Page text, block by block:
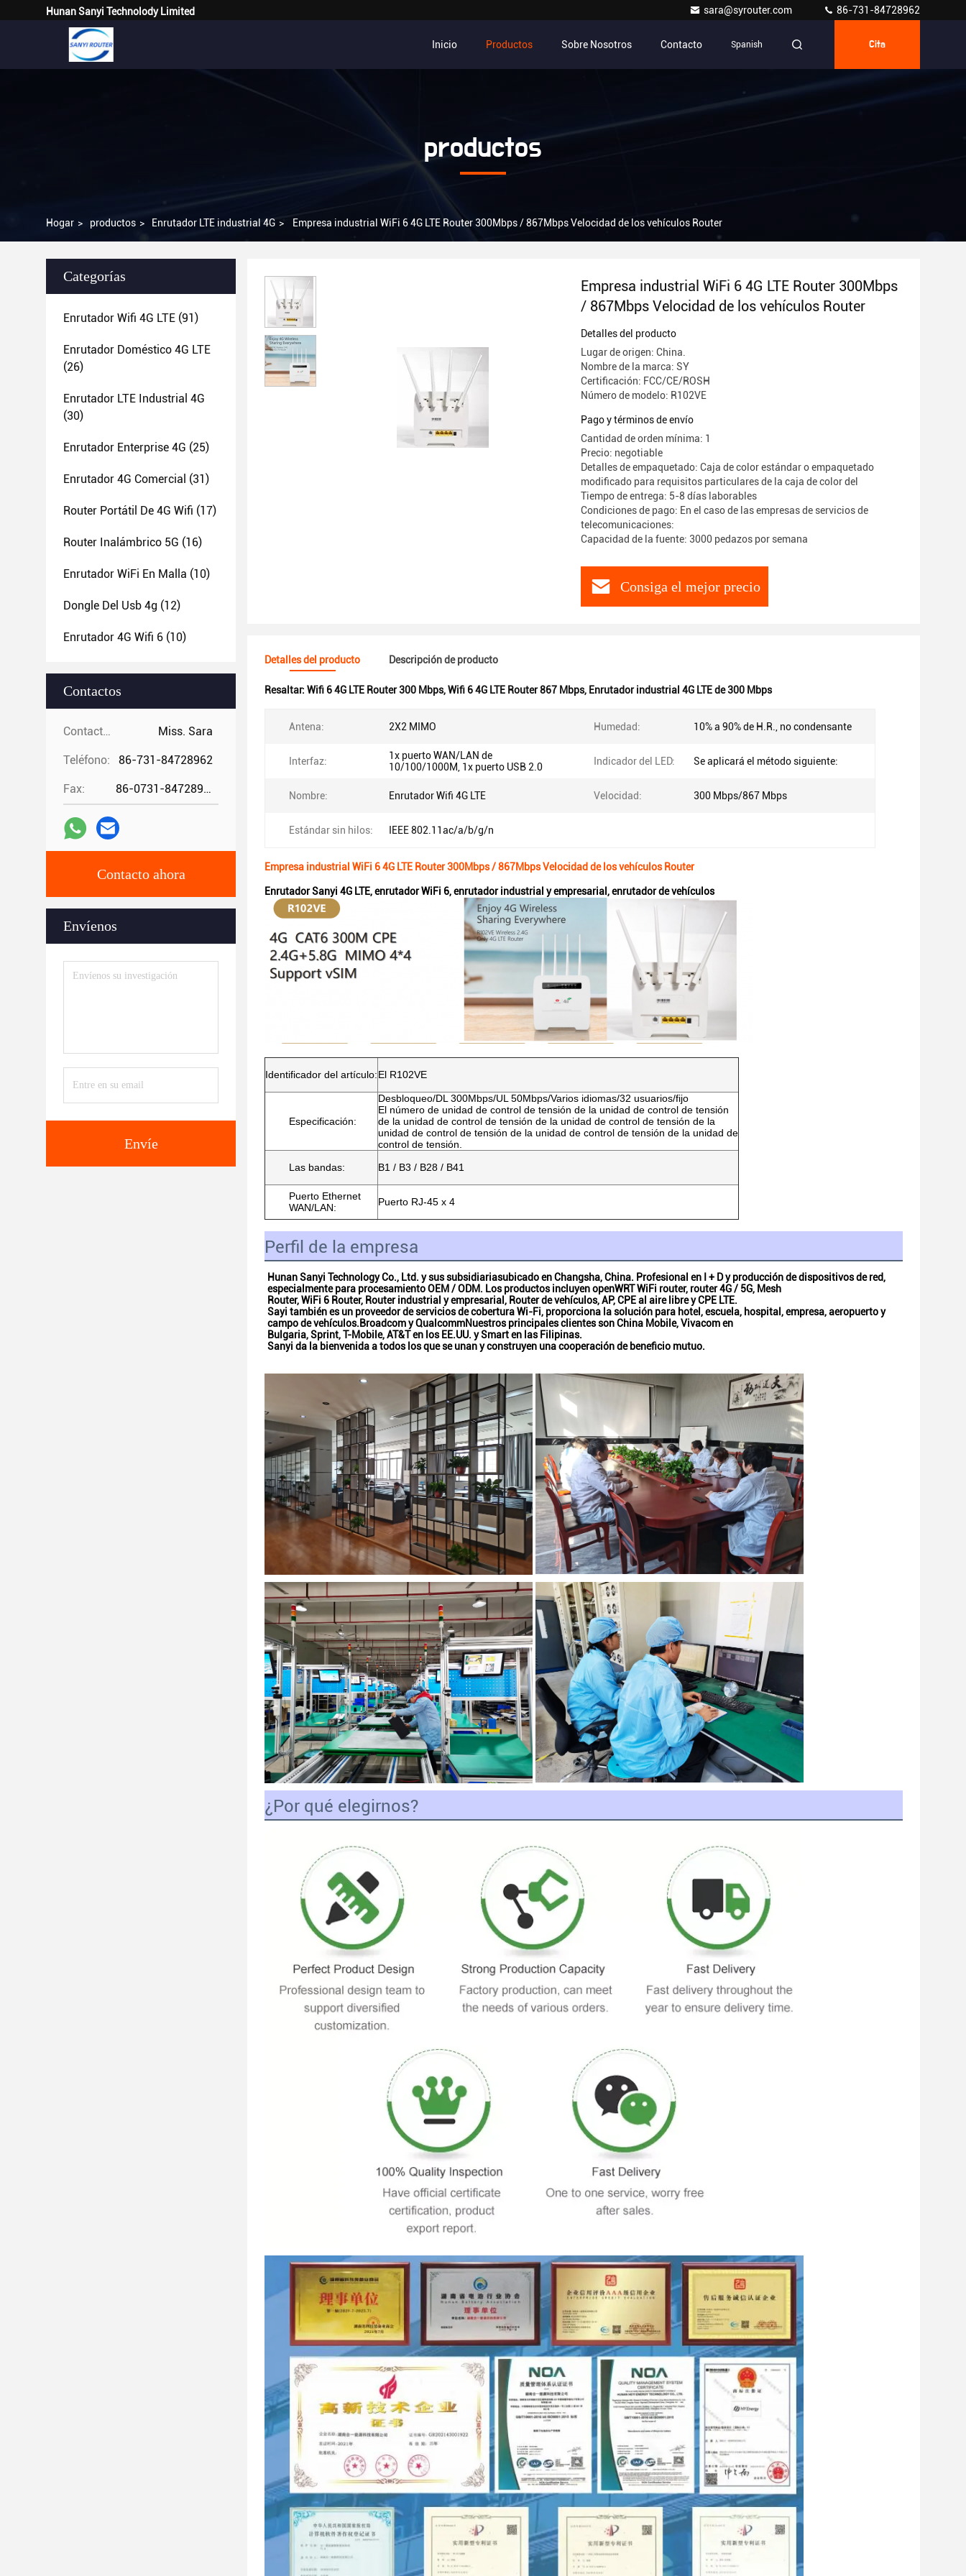
Hunan Sanyi Technolody Limited sara@syrouter.com 86-731-84728962
Inicio Productos Sobre Nosotros Contacto Spanish Cita
productos
Hogar > productos > Enrutador LTE industrial 4G > Empresa industrial WiFi 6 4G LTE Router 300Mbps / 867Mbps Velocidad de los vehículos Router
Categorías
Enrutador Wifi 4G LTE (91)
Enrutador Doméstico 4G LTE
(26)
Enrutador LTE Industrial 4G
(30)
Enrutador Enterprise 4G (25)
Enrutador 4G Comercial (31)
Router Portátil De 4G Wifi (17)
Router Inalámbrico 5G (16)
Enrutador WiFi En Malla (10)
Dongle Del Usb 4g (12)
Enrutador 4G Wifi 6 (10)
Contactos
Contactos: Miss. Sara
Teléfono: 86-731-84728962
Fax: 86-0731-84728962
Contacto ahora
Envíenos
Envíe
Empresa industrial WiFi 6 4G LTE Router 300Mbps
/ 867Mbps Velocidad de los vehículos Router
Detalles del producto
Lugar de origen: China.
Nombre de la marca: SY
Certificación: FCC/CE/ROSH
Número de modelo: R102VE
Pago y términos de envío
Cantidad de orden mínima: 1
Precio: negotiable
Detalles de empaquetado: Caja de color estándar o empaquetado
modificado para requisitos particulares de la caja de color del
Tiempo de entrega: 5-8 días laborables
Condiciones de pago: En el caso de las empresas de servicios de
telecomunicaciones:
Capacidad de la fuente: 3000 pedazos por semana
Consiga el mejor precio
Detalles del producto Descripción de producto
Resaltar: Wifi 6 4G LTE Router 300 Mbps,Wifi 6 4G LTE Router 867 Mbps, Enrutador industrial 4G LTE de 300 Mbps
Antena: 2X2 MIMO Humedad: 10% a 90% de H.R., no condensante
Interfaz:
1x puerto WAN/LAN de
10/100/1000M, 1x puerto USB 2.0
Indicador del LED: Se aplicará el método siguiente:
Nombre: Enrutador Wifi 4G LTE Velocidad: 300 Mbps/867 Mbps
Estándar sin hilos: IEEE 802.11ac/a/b/g/n
Empresa industrial WiFi 6 4G LTE Router 300Mbps / 867Mbps Velocidad de los vehículos Router
Enrutador Sanyi 4G LTE, enrutador WiFi 6, enrutador industrial y empresarial, enrutador de vehículos
Identificador del artículo:El R102VE
Especificación:
Desbloqueo/DL 300Mbps/UL 50Mbps/Varios idiomas/32 usuarios/fijo
El número de unidad de control de tensión de la unidad de control de tensión
de la unidad de control de tensión de la unidad de control de tensión de la
unidad de control de tensión de la unidad de control de tensión de la unidad de
control de tensión.
Las bandas:
B1 / B3 / B28 / B41
Puerto Ethernet
WAN/LAN:
Puerto RJ-45 x 4
Perfil de la empresa
Hunan Sanyi Technology Co., Ltd. y sus subsidiariasubicado en Changsha, China. Profesional en I + D y producción de dispositivos de red,
especialmente para procesamiento OEM / ODM. Los productos incluyen openWRT WiFi router, router 4G / 5G, Mesh
Router, WiFi 6 Router, Router industrial y empresarial, Router de vehículos, AP, CPE al aire libre y CPE LTE.
Sayi también es un proveedor de servicios de cobertura Wi-Fi, proporciona la solución para hotel, escuela, hospital, empresa, aeropuerto y
campo de vehículos.Broadcom y QualcommNuestros principales clientes son China Mobile, Vivacom en
Bulgaria, Sprint, T-Mobile, AT&T en los EE.UU. y Smart en las Filipinas.
Sanyi da la bienvenida a todos los que se unan y construyen una cooperación de beneficio mutuo.
¿Por qué elegirnos?